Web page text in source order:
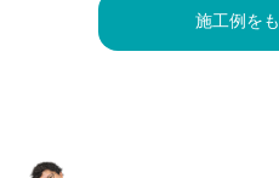
施工例を